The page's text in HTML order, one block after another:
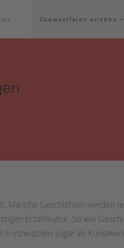
Südwestfalen erleben
Manche Geschichten werden
Erzählkultur. So wie
inzwischen sogar als